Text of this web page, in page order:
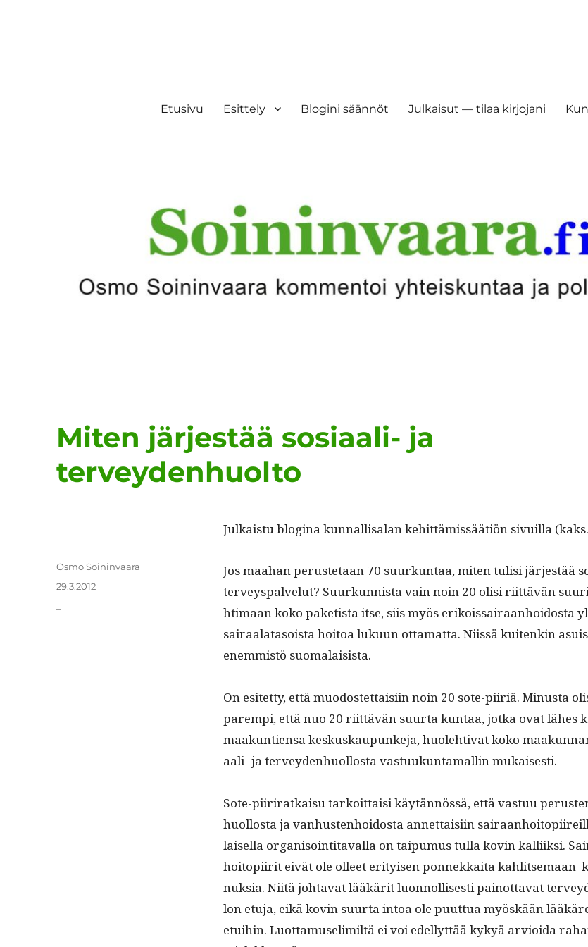
Etusivu Esittely Blogini säännöt Julkaisut — tilaa kirjojani
Miten järjestää sosiaali- ja
terveydenhuolto
Julka­istu blogi­na kun­nal­lisalan kehit­tämis­säätiön sivuil­la
Jos maa­han peruste­taan 70 suurkun­taa, miten tulisi jär­jestää
ter­veyspalve­lut? Suurkun­nista vain noin 20 olisi riit­tävän
hti­maan koko paketista itse, siis myös erikois­sairaan­hoi­dos­ta
sairaalata­soista hoitoa luku­un otta­mat­ta. Niis­sä kuitenkin
enem­mistö suomalaisista.
On esitet­ty, että muo­dostet­taisi­in noin 20 sote-piir­iä. Minus­ta
parem­pi, että nuo 20 riit­tävän suur­ta kun­taa, jot­ka ovat läh­es
maakun­tien­sa keskuskaupunke­ja, huole­hti­vat koko
aali- ja ter­vey­den­huol­losta vas­tuukun­ta­mallin mukaisesti.
Sote-piiri­ratkaisu tarkoit­taisi käytän­nössä, että vas­tuu
huol­losta ja van­hus­ten­hoi­dos­ta annet­taisi­in
laisel­la organ­isoin­ti­taval­la on taipumus tul­la kovin kalli­ik­si.
hoitopi­ir­it eivät ole olleet eri­tyisen pon­nekkai­ta kahlit­se­maan
nuk­sia. Niitä johta­vat lääkärit luon­nol­lis­es­ti pain­ot­ta­vat
lon etu­ja, eikä kovin suur­ta intoa ole puut­tua myöskään
etu­i­hin. Luot­ta­muse­lim­iltä ei voi edel­lyt­tää kykyä arvioi­da
Kirjoittaja
Osmo Soininvaara
Julkaistu
29.3.2012